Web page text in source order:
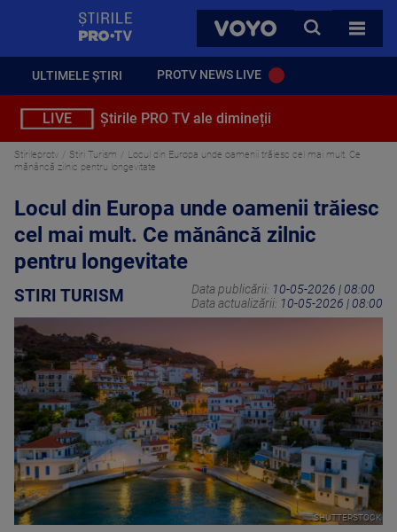
VOYO
CAUTA
TOATE
ULTIMELE ȘTIRI PROTV NEWS LIVE
LIVE Știrile PRO TV ale dimineții
Stirileprotv Stiri Turism
Locul din Europa unde oamenii trăiesc cel mai mult. Ce
mănâncă zilnic pentru longevitate
Locul din Europa unde oamenii trăiesc
cel mai mult. Ce mănâncă zilnic
pentru longevitate
STIRI TURISM Data publicării: 10-05-2026 | 08:00
Data actualizării: 10-05-2026 | 08:00
SHUTTERSTOCK